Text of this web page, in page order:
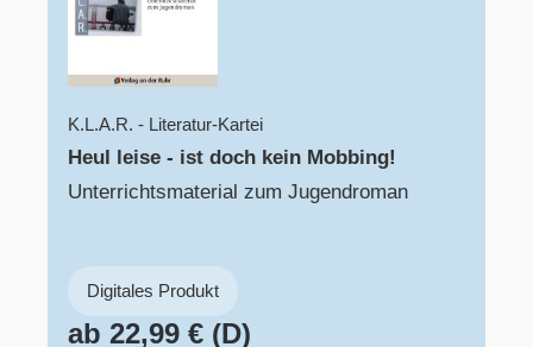
K.L.A.R. - Literatur-Kartei
Heul leise - ist doch kein Mobbing!
Unterrichtsmaterial zum Jugendroman
Digitales Produkt
ab 22,99 € (D)